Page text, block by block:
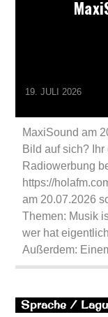
19. JULI 2026
MaxiSound am
Bild auf sich?
Radiowerbung
https://
am 20.07.2026
Themen: Musik
wer hat
Außerdem:
Sprache /